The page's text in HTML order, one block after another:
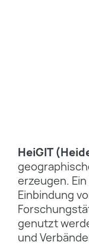
HeiGIT
erzeugen.
Einbindung
genutzt
und